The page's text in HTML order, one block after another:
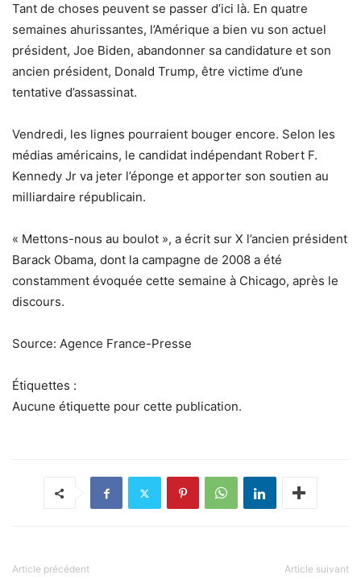
Tant de choses peuvent se passer d’ici là. En quatre
semaines ahurissantes, l’Amérique a bien vu son actuel
président, Joe Biden, abandonner sa candidature et son
ancien président, Donald Trump, être victime d’une
tentative d’assassinat.
Vendredi, les lignes pourraient bouger encore. Selon les
médias américains, le candidat indépendant Robert F.
Kennedy Jr va jeter l’éponge et apporter son soutien au
milliardaire républicain.
« Mettons-nous au boulot », a écrit sur X l’ancien président
Barack Obama, dont la campagne de 2008 a été
constamment évoquée cette semaine à Chicago, après le
discours.
Source: Agence France-Presse
Étiquettes :
Aucune étiquette pour cette publication.
Article précédent Article suivant